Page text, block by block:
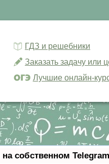
ГДЗ и решебники
Заказать задачу или
Лучшие онлайн-
собственном